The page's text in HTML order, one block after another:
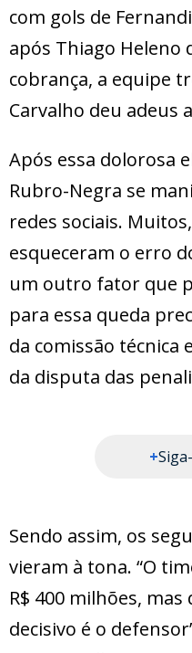
com gols de
após Thiago Heleno
cobrança, a equipe
Carvalho deu adeus
Após essa dolorosa
Rubro-Negra se
redes sociais.
esqueceram o erro
um outro fator que
para essa queda
da comissão técnica
da disputa das
+
Sendo assim, os
vieram à tona. “O
R$ 400 milhões,
decisivo é o